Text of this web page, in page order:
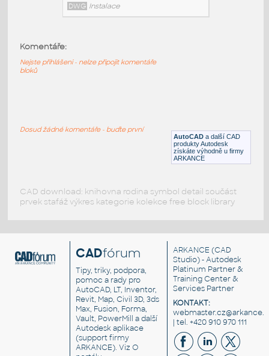
DWG Konektory
DWG
Instalace AutoCAD a další CAD
produkty Autodesk
získáte výhodně u firmy
ARKANCE
Komentáře:
Nejste přihlášeni - nelze připojit komentáře
bloků
Dosud žádné komentáře - buďte první
CAD download: knihovna rodina symbol detail součást
prvek stafáž výkres kategorie kolekce free block library
CADfórum
Tipy, triky, podpora,
pomoc a rady pro
AutoCAD, LT, Inventor,
Revit, Map, Civil 3D, 3ds
Max, Fusion, Forma,
Vault, PowerMill a další
Autodesk aplikace
(support firmy
ARKANCE). VizO
ARKANCE (CAD
Studio) - Autodesk
Platinum Partner &
Training Center &
Services Partner
KONTAKT:
| tel. +420 910 970 111